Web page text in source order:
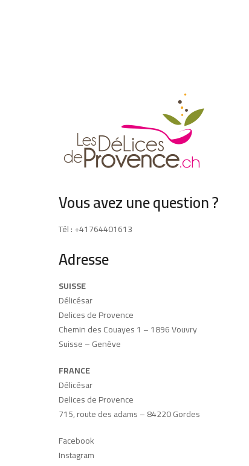
Vous avez une question ?
Tél : +41764401613
Adresse
SUISSE
Délicésar
Delices de Provence
Chemin des Couayes 1 – 1896 Vouvry
Suisse – Genève
FRANCE
Délicésar
Delices de Provence
715, route des adams – 84220 Gordes
Facebook
Instagram